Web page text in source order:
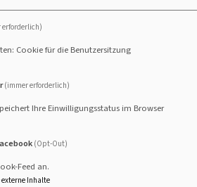
Breitengüßbach
erforderlich)
Cookie für die Benutzersitzung
(immer erforderlich)
Ihre Einwilligungsstatus im Browser
(Opt-Out)
Feed an.
Inhalte